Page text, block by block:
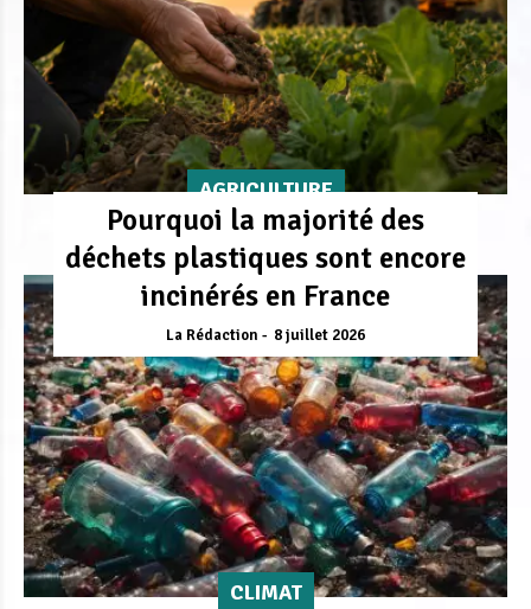
AGRICULTURE
Pourquoi la majorité des
déchets plastiques sont encore
incinérés en France
La Rédaction 8 juillet 2026
CLIMAT